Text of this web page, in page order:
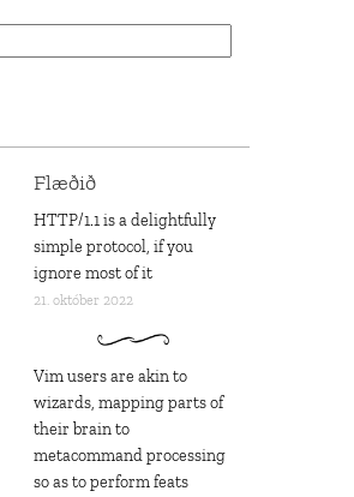
Flæðið
HTTP/1.1 is a delightfully
simple protocol, if you
ignore most of it
21. október 2022
Vim users are akin to
wizards, mapping parts of
their brain to
metacommand processing
so as to perform feats